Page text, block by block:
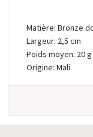
Matière: Bronze
Largeur: 2,5 cm
Poids moyen: 20 g
Origine: Mali